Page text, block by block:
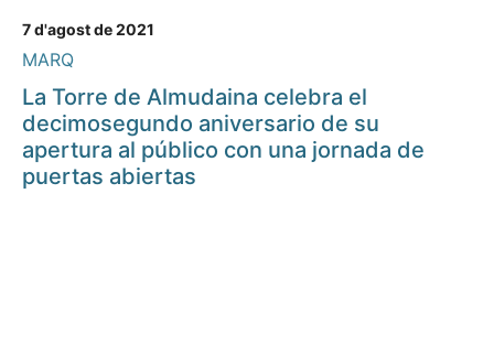
7 d'agost de 2021
MARQ
La Torre de Almudaina celebra el
decimosegundo aniversario de su
apertura al público con una jornada de
puertas abiertas